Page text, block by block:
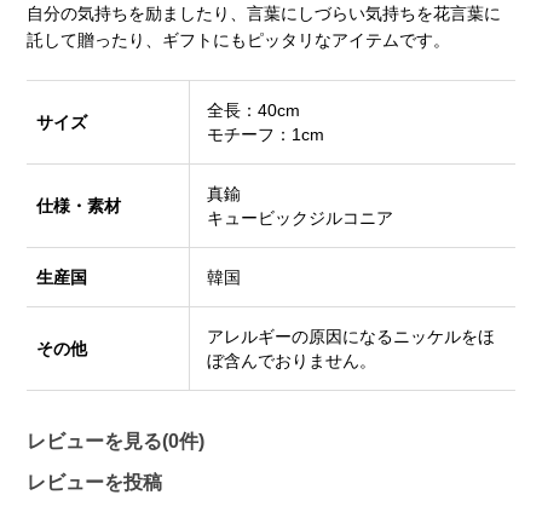
自分の気持ちを励ましたり、言葉にしづらい気持ちを花言葉に
託して贈ったり、ギフトにもピッタリなアイテムです。
サイズ
全長：40cm
モチーフ：1cm
仕様・素材
真鍮
キュービックジルコニア
生産国 韓国
その他
アレルギーの原因になるニッケルをほ
ぼ含んでおりません。
レビューを見る(0件)
レビューを投稿